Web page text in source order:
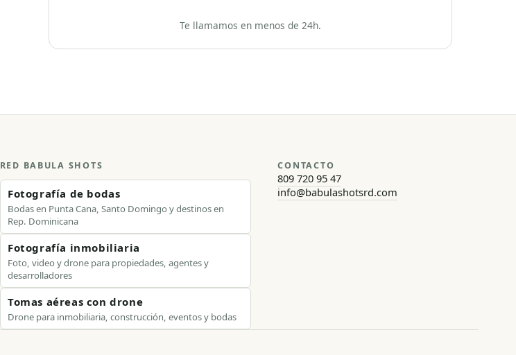
Te llamamos en menos de 24h.
RED BABULA SHOTS
Fotografía de bodas
Bodas en Punta Cana, Santo Domingo y destinos en
Rep. Dominicana
Fotografía inmobiliaria
Foto, video y drone para propiedades, agentes y
desarrolladores
Tomas aéreas con drone
Drone para inmobiliaria, construcción, eventos y bodas
CONTACTO
809 720 95 47
info@babulashotsrd.com